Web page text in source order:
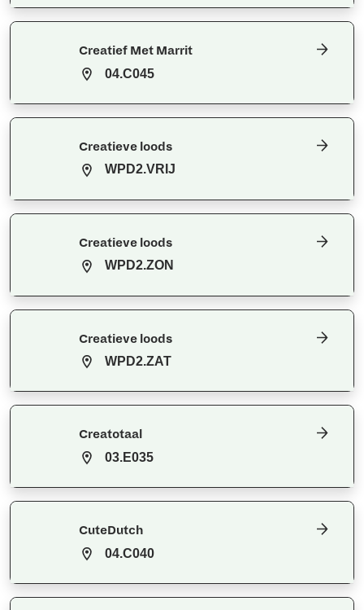
Creatief Met Marrit
04.C045
Creatieve loods
WPD2.VRIJ
Creatieve loods
WPD2.ZON
Creatieve loods
WPD2.ZAT
Creatotaal
03.E035
CuteDutch
04.C040